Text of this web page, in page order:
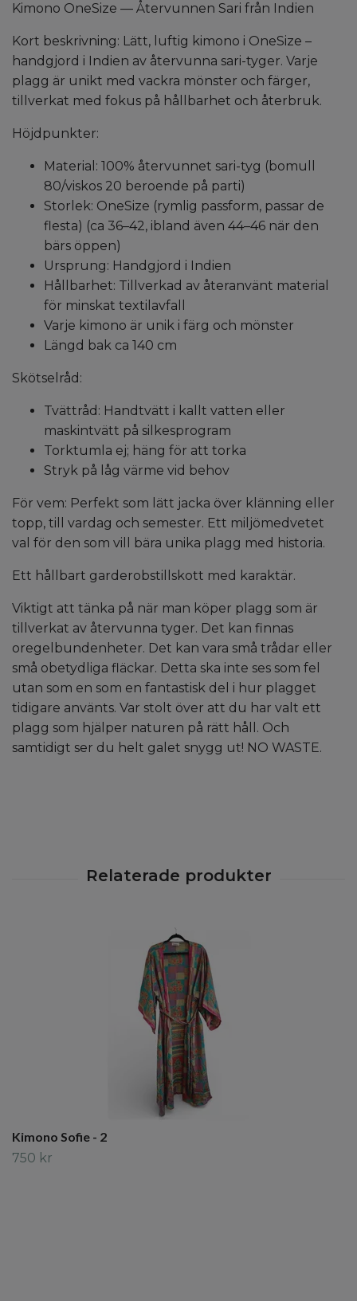
Kimono OneSize — Återvunnen Sari från Indien
Kort beskrivning: Lätt, luftig kimono i OneSize –
handgjord i Indien av återvunna sari-tyger. Varje
plagg är unikt med vackra mönster och färger,
tillverkat med fokus på hållbarhet och återbruk.
Höjdpunkter:
Material: 100% återvunnet sari-tyg (bomull
80/viskos 20 beroende på parti)
Storlek: OneSize (rymlig passform, passar de
flesta) (ca 36–42, ibland även 44–46 när den
bärs öppen)
Ursprung: Handgjord i Indien
Hållbarhet: Tillverkad av återanvänt material
för minskat textilavfall
Varje kimono är unik i färg och mönster
Längd bak ca 140 cm
Skötselråd:
Tvättråd: Handtvätt i kallt vatten eller
maskintvätt på silkesprogram
Torktumla ej; häng för att torka
Stryk på låg värme vid behov
För vem: Perfekt som lätt jacka över klänning eller
topp, till vardag och semester. Ett miljömedvetet
val för den som vill bära unika plagg med historia.
Ett hållbart garderobstillskott med karaktär.
Viktigt att tänka på när man köper plagg som är
tillverkat av återvunna tyger. Det kan finnas
oregelbundenheter. Det kan vara små trådar eller
små obetydliga fläckar. Detta ska inte ses som fel
utan som en som en fantastisk del i hur plagget
tidigare använts. Var stolt över att du har valt ett
plagg som hjälper naturen på rätt håll. Och
samtidigt ser du helt galet snygg ut! NO WASTE.
Kimono Sofie - 2
750 kr